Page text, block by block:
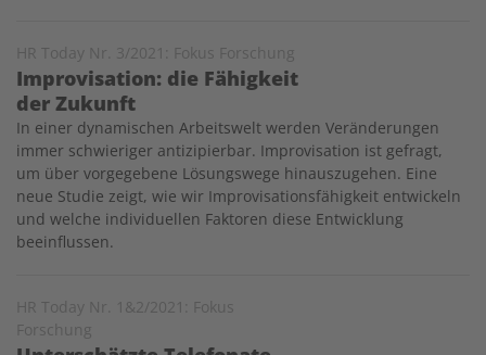
HR Today Nr. 3/2021: Fokus Forschung
Improvisation: die Fähigkeit
der Zukunft
In einer dynamischen Arbeitswelt werden Veränderungen
immer schwieriger antizipierbar. Improvisation ist gefragt,
um über vorgegebene Lösungswege hinauszugehen. Eine
neue Studie zeigt, wie wir Improvisationsfähigkeit entwickeln
und welche individuellen Faktoren diese Entwicklung
beeinflussen.
HR Today Nr. 1&2/2021: Fokus
Forschung